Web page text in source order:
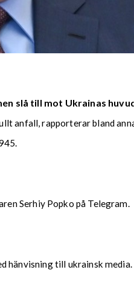
slå till mot Ukrainas
anfall, rapporterar bland
Serhiy Popko på Telegram.
hänvisning till ukrainsk media.